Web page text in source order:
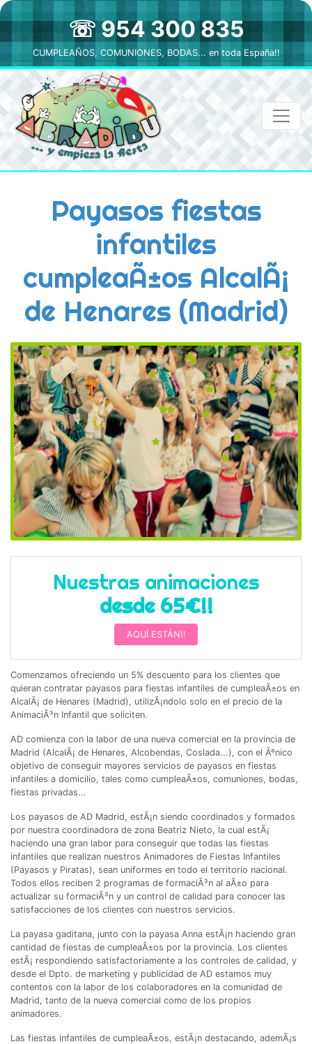
☏ 954 300 835
CUMPLEAÑOS, COMUNIONES, BODAS... en toda España!!
Payasos fiestas
infantiles
cumpleaÃ±os AlcalÃ¡
de Henares (Madrid)
Nuestras animaciones
desde 65€!!
AQUÍ ESTÁN!!
Comenzamos ofreciendo un 5% descuento para los clientes que
quieran contratar payasos para fiestas infantiles de cumpleaÃ±os en
AlcalÃ¡ de Henares (Madrid), utilizÃ¡ndolo solo en el precio de la
AnimaciÃ³n Infantil que soliciten.
AD comienza con la labor de una nueva comercial en la provincia de
Madrid (AlcalÃ¡ de Henares, Alcobendas, Coslada...), con el Ãºnico
objetivo de conseguir mayores servicios de payasos en fiestas
infantiles a domicilio, tales como cumpleaÃ±os, comuniones, bodas,
fiestas privadas...
Los payasos de AD Madrid, estÃ¡n siendo coordinados y formados
por nuestra coordinadora de zona Beatriz Nieto, la cual estÃ¡
haciendo una gran labor para conseguir que todas las fiestas
infantiles que realizan nuestros Animadores de Fiestas Infantiles
(Payasos y Piratas), sean uniformes en todo el territorio nacional.
Todos ellos reciben 2 programas de formaciÃ³n al aÃ±o para
actualizar su formaciÃ³n y un control de calidad para conocer las
satisfacciones de los clientes con nuestros servicios.
La payasa gaditana, junto con la payasa Anna estÃ¡n haciendo gran
cantidad de fiestas de cumpleaÃ±os por la provincia. Los clientes
estÃ¡ respondiendo satisfactoriamente a los controles de calidad, y
desde el Dpto. de marketing y publicidad de AD estamos muy
contentos con la labor de los colaboradores en la comunidad de
Madrid, tanto de la nueva comercial como de los propios
animadores.
Las fiestas infantiles de cumpleaÃ±os, estÃ¡n destacando, ademÃ¡s